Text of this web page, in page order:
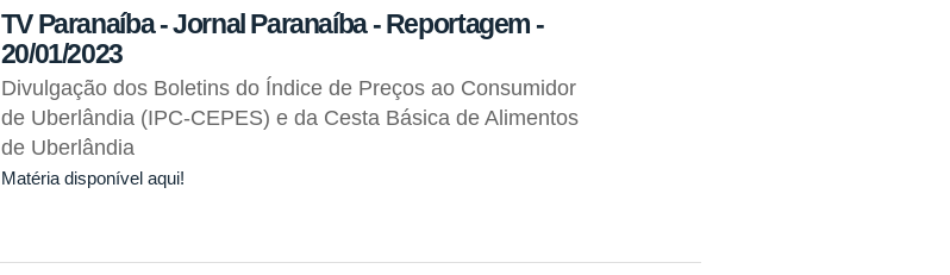
TV Paranaíba - Jornal Paranaíba - Reportagem -
20/01/2023
Divulgação dos Boletins do Índice de Preços ao Consumidor
de Uberlândia (IPC-CEPES) e da Cesta Básica de Alimentos
de Uberlândia
Matéria disponível aqui!